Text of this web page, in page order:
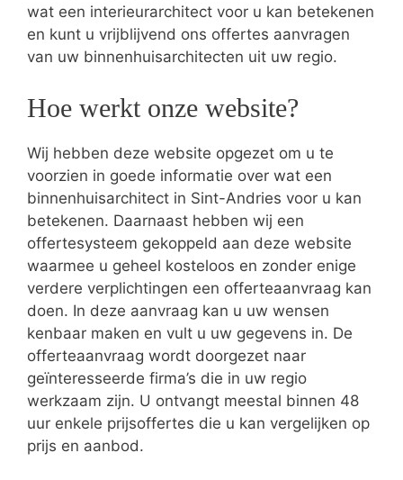
wat een interieurarchitect voor u kan betekenen
en kunt u vrijblijvend ons offertes aanvragen
van uw binnenhuisarchitecten uit uw regio.
Hoe werkt onze website?
Wij hebben deze website opgezet om u te
voorzien in goede informatie over wat een
binnenhuisarchitect in Sint-Andries voor u kan
betekenen. Daarnaast hebben wij een
offertesysteem gekoppeld aan deze website
waarmee u geheel kosteloos en zonder enige
verdere verplichtingen een offerteaanvraag kan
doen. In deze aanvraag kan u uw wensen
kenbaar maken en vult u uw gegevens in. De
offerteaanvraag wordt doorgezet naar
geïnteresseerde firma’s die in uw regio
werkzaam zijn. U ontvangt meestal binnen 48
uur enkele prijsoffertes die u kan vergelijken op
prijs en aanbod.